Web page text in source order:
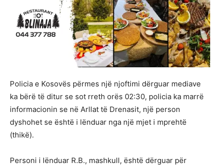
Policia e Kosovës përmes një njoftimi dërguar mediave
ka bërë të ditur se sot rreth orës 02:30, policia ka marrë
informacionin se në Arllat të Drenasit, një person
dyshohet se është i lënduar nga një mjet i mprehtë
(thikë).
Personi i lënduar R.B., mashkull, është dërguar për